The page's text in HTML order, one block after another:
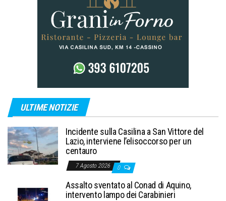
ULTIME NOTIZIE
Incidente sulla Casilina a San Vittore del
Lazio, interviene l’elisoccorso per un
centauro
7 Agosto 2026 0
Assalto sventato al Conad di Aquino,
intervento lampo dei Carabinieri